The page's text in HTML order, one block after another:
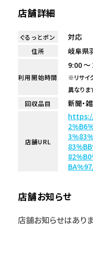
店舗詳細
ぐるっとポン 対応
住所 岐阜県
利用開始時間
9:00 ～
※リサイ
異なりま
回収品目
新聞・
店舗URL
店舗お知らせ
店舗お知らせはありま